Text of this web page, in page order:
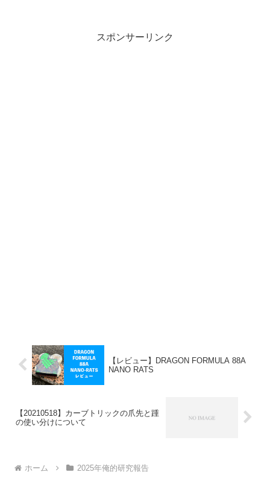
スポンサーリンク
【レビュー】DRAGON FORMULA 88A
NANO RATS
【20210518】カーブトリックの爪先と踵
の使い分けについて
ホーム 2025年俺的研究報告